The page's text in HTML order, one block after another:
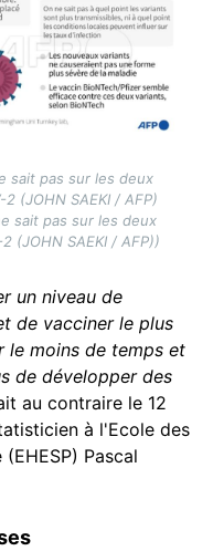
sait pas sur les deux
(JOHN SAEKI / AFP)
sait pas sur les deux
(JOHN SAEKI / AFP))
un niveau de
de vacciner le plus
le moins de temps et
de développer des
au contraire le 12
à l'Ecole des
Pascal